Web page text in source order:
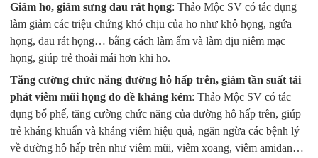
Giảm ho, giảm sưng đau rát họng: Thảo Mộc SV có tác dụng
làm giảm các triệu chứng khó chịu của ho như khô họng, ngứa
họng, đau rát họng… bằng cách làm ẩm và làm dịu niêm mạc
họng, giúp trẻ thoải mái hơn khi ho.
Tăng cường chức năng đường hô hấp trên, giảm tần suất tái
phát viêm mũi họng do đề kháng kém: Thảo Mộc SV có tác
dụng bổ phế, tăng cường chức năng của đường hô hấp trên, giúp
trẻ kháng khuẩn và kháng viêm hiệu quả, ngăn ngừa các bệnh lý
về đường hô hấp trên như viêm mũi, viêm xoang, viêm amidan…